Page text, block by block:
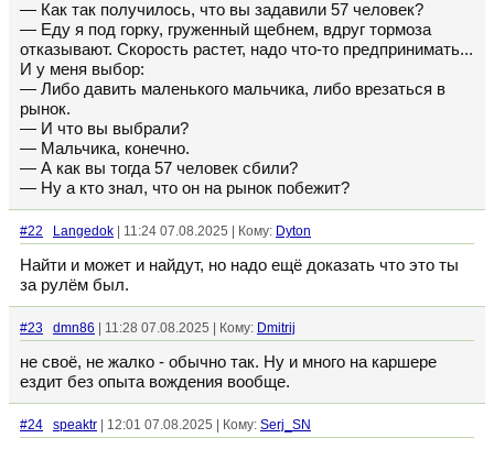
— Как так получилось, что вы задавили 57 человек?
— Еду я под горку, груженный щебнем, вдруг тормоза
отказывают. Скорость растет, надо что-то предпринимать...
И у меня выбор:
— Либо давить маленького мальчика, либо врезаться в
рынок.
— И что вы выбрали?
— Мальчика, конечно.
— А как вы тогда 57 человек сбили?
— Ну а кто знал, что он на рынок побежит?
#22 Langedok | 11:24 07.08.2025 | Кому: Dyton
Найти и может и найдут, но надо ещё доказать что это ты
за рулём был.
#23 dmn86 | 11:28 07.08.2025 | Кому: Dmitrij
не своё, не жалко - обычно так. Ну и много на каршере
ездит без опыта вождения вообще.
#24 speaktr | 12:01 07.08.2025 | Кому: Serj_SN